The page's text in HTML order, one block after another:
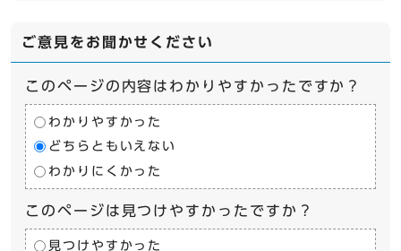
ご意見をお聞かせください
このページの内容はわかりやすかったですか？
わかりやすかった
どちらともいえない
わかりにくかった
このページは見つけやすかったですか？
見つけやすかった